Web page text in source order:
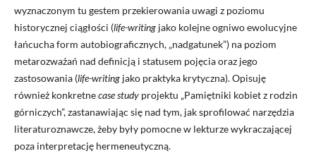
wyznaczonym tu gestem przekierowania uwagi z poziomu
historycznej ciągłości (life-writingjako kolejne ogniwo ewolucyjne
łańcucha form autobiograficznych, „nadgatunek”) na poziom
metarozważań nad definicją i statusem pojęcia oraz jego
zastosowania (life-writingjako praktyka krytyczna). Opisuję
również konkretnecase studyprojektu „Pamiętniki kobiet z rodzin
górniczych”, zastanawiając się nad tym, jak sprofilować narzędzia
literaturoznawcze, żeby były pomocne w lekturze wykraczającej
poza interpretację hermeneutyczną.